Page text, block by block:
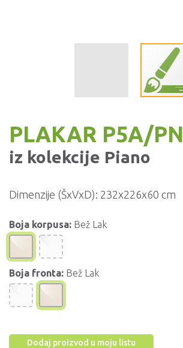
PLAKAR P5A/PN
iz kolekcije Piano
Dimenzije (ŠxVxD): 232x226x60 cm
Boja korpusa: Bež Lak
Boja fronta: Bež Lak
Dodaj proizvod u moju listu